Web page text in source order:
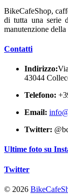
BikeCafeShop,
di tutta una serie
manutenzione
Contatti
Indirizzo:
43044
Telefono:
Email:
Twitter:
Ultime foto su
Twitter
© 2026